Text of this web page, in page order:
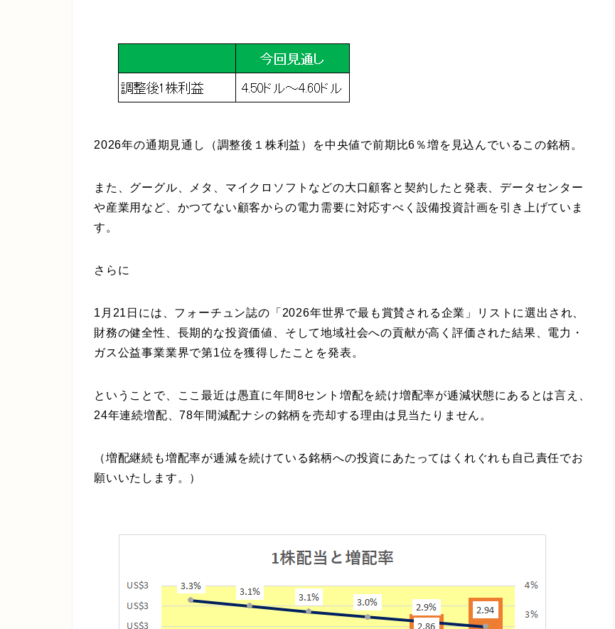
2026年の通期見通し（調整後１株利益）を中央値で前期比6％増を見込んでいる この銘柄。
また、 グーグル、メタ、マイクロソフトなどの大口顧客と契約したと発表 、データセンター
や産業用など、かつてない顧客からの電力需要に対応すべく設備投資計画を引き上げていま
す。
さらに
1月21日には、フォーチュン誌の「2026年世界で最も賞賛される企業」リストに選出され、
財務の健全性、長期的な投資価値、そして地域社会への貢献が高く評価された結果、 電力・
ガス公益事業業界で第1位を獲得した ことを発表。
ということで、ここ最近は愚直に年間8セント増配を続け増配率が逓減状態にあるとは言え、
24年連続増配、78年間減配ナシの銘柄を売却する理由は見当たりません。
（増配継続も増配率が逓減を続けている銘柄への投資にあたってはくれぐれも自己責任でお
願いいたします。）